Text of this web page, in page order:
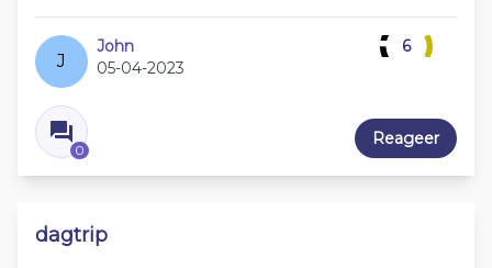
J
John
05-04-2023
0
6
Reageer
dagtrip